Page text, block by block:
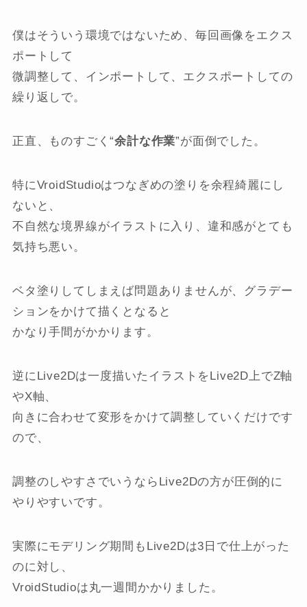
僕はそういう環境ではないため、毎回画像をエクス
ポートして
微調整して、インポートして、エクスポートしての
繰り返しで。
正直、ものすごく“余計な作業”が面倒でした。
特にVroidStudioはつなぎめの塗りを余程綺麗にし
ないと、
不自然な境界線がイラストに入り、違和感がとても
気持ち悪い。
ベタ塗りしてしまえば問題ありませんが、グラデー
ションをかけて描くとなると
かなり手間がかかります。
逆にLive2Dは一度描いたイラストをLive2D上でZ軸
やX軸、
向きに合わせて変形をかけて調整していくだけです
ので、
調整のしやすさでいうならLive2Dの方が圧倒的に
やりやすいです。
実際にモデリング期間もLive2Dは3日で仕上がった
のに対し、
VroidStudioは丸一週間かかりました。